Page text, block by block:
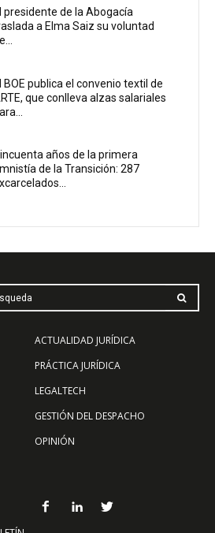
presidente de la Abogacía
a Elma Saiz su voluntad
BOE publica el convenio textil de
que conlleva alzas salariales
años de la primera
de la Transición: 287
ACTUALIDAD JURÍDICA
PRÁCTICA JURÍDICA
LEGALTECH
GESTIÓN DEL DESPACHO
OPINIÓN